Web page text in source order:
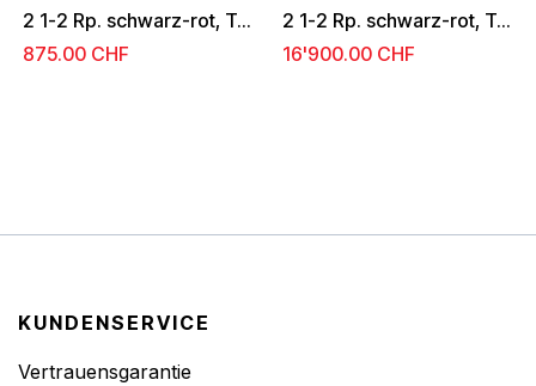
2 1-2 Rp. schwarz-rot, Type 32
875.00 CHF
2 1-2 Rp. schwarz-rot, Type 26
16'900.00CHF
KUNDENSERVICE
Vertrauensgarantie